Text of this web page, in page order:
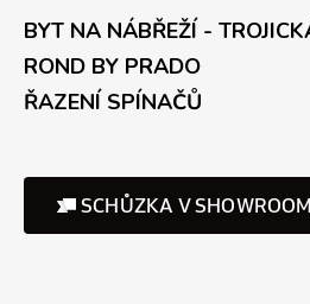
BYT NA NÁBŘEŽÍ -
ROND BY PRADO
ŘAZENÍ SPÍNAČŮ
SCHŮZKA V